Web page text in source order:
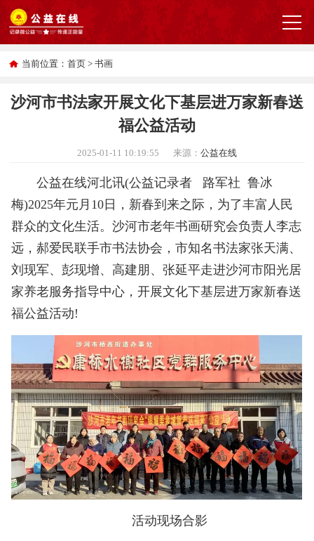
当前位置：首页 >书画
沙河市书法家开展文化下基层进万家新春送
福公益活动
2025-01-11 10:19:55 来源：公益在线
公益在线河北讯(公益记录者 路军社 鲁冰
梅)2025年元月10日，新春到来之际，为了丰富人民
群众的文化生活。沙河市老年书画研究会负责人李志
远，郝爱民联手市书法协会，市知名书法家张天满、
刘现军、彭现增、高建朋、张延平走进沙河市阳光居
家养老服务指导中心，开展文化下基层进万家新春送
福公益活动!
活动现场合影